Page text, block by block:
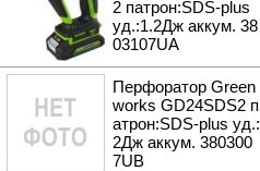
2 патрон:SDS-plus
уд.:1.2Дж аккум. 38
03107UA
Перфоратор Green
works GD24SDS2 п
атрон:SDS-plus уд.:
2Дж аккум. 380300
7UB